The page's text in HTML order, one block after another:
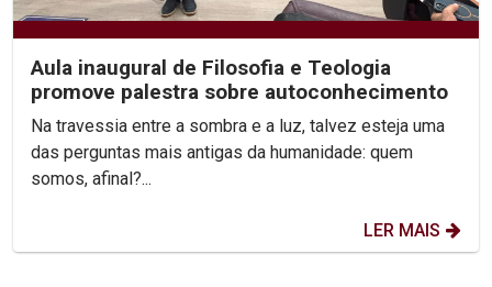
Aula inaugural de Filosofia e Teologia
promove palestra sobre autoconhecimento
Na travessia entre a sombra e a luz, talvez esteja uma
das perguntas mais antigas da humanidade: quem
somos, afinal?...
LER MAIS